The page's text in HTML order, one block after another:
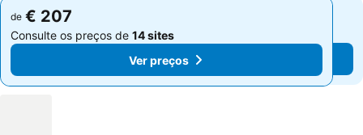
de € 207
Consulte os preços de 14 sites
Ver preços
de € 207
Consulte os preços de 14 sites
Ver preços